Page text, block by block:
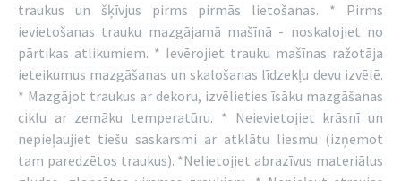
traukus un šķīvjus pirms pirmās lietošanas. * Pirms
ievietošanas trauku mazgājamā mašīnā - noskalojiet no
pārtikas atlikumiem. * Ievērojiet trauku mašīnas ražotāja
ieteikumus mazgāšanas un skalošanas līdzekļu devu izvēlē.
* Mazgājot traukus ar dekoru, izvēlieties īsāku mazgāšanas
ciklu ar zemāku temperatūru. * Neievietojiet krāsnī un
nepieļaujiet tiešu saskarsmi ar atklātu liesmu (izņemot
tam paredzētos traukus). *Nelietojiet abrazīvus materiālus